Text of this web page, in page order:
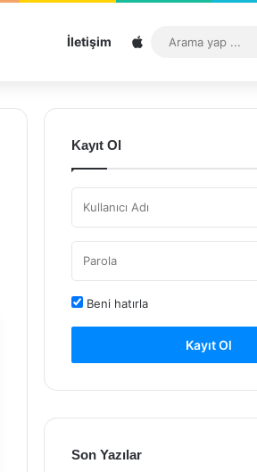
İletişim Sitemap
Kayıt Ol
Beni hatırla
Kayıt Ol
Son Yazılar